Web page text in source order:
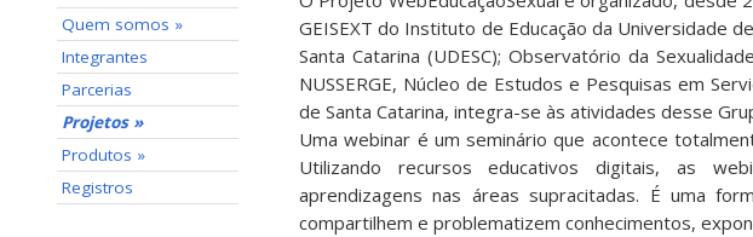
Quem somos »
Integrantes
Parcerias
Projetos »
Produtos »
Registros
GEISEXT do Instituto de Educação da Universidade
Santa Catarina (UDESC); Observatório da
NUSSERGE, Núcleo de Estudos e Pesquisas em
de Santa Catarina, integra-se às atividades desse
Uma webinar é um seminário que acontece
Utilizando recursos educativos digitais, as
aprendizagens nas áreas supracitadas. É uma
compartilhem e problematizem conhecimentos,